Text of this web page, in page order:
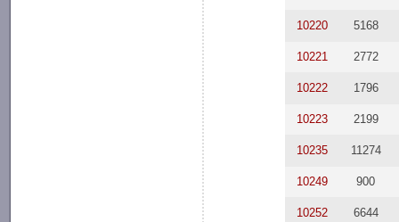
10220 5168
10221 2772
10222 1796
10223 2199
10235 11274
10249 900
10252 6644